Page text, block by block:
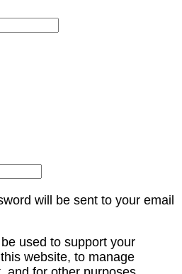
will be sent to your email
used to support your
website, to manage